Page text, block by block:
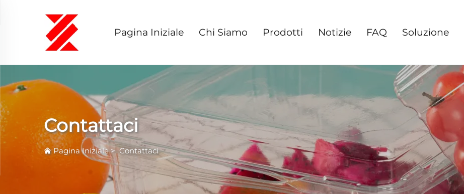
Pagina Iniziale Chi Siamo Prodotti Notizie FAQ Soluzione
Contattaci
Pagina Iniziale> Contattaci